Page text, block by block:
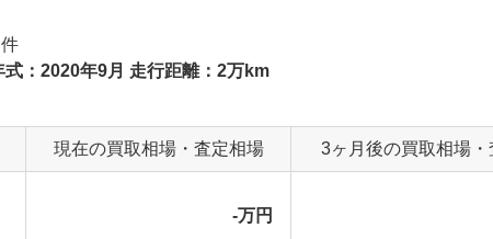
式：2020年9月 走行距離：2万km
現在の買取相場・査定相場 3ヶ月後の買取相場・
-万円